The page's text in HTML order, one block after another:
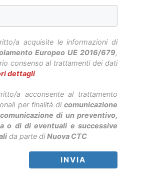
a acquisite le informazioni di
Europeo UE 2016/679,
consenso al trattamenti dei dati
dettagli
a acconsente al trattamento
per finalità dicomunicazione
di un preventivo,
o di di eventuali e successive
da parte diNuova CTC